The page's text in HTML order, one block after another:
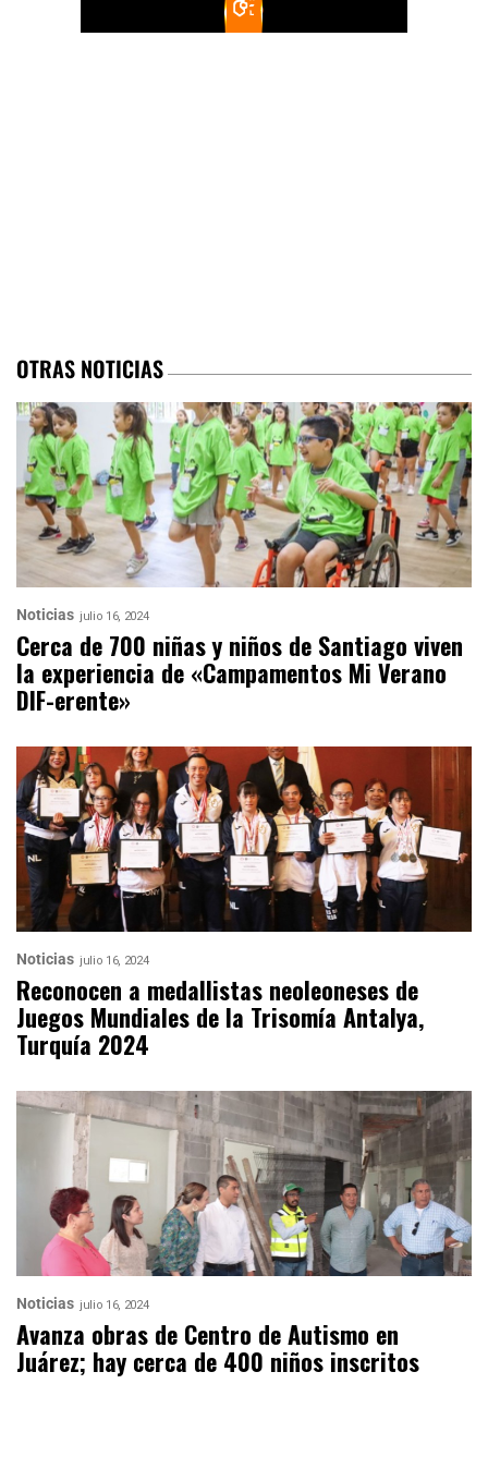
OTRAS NOTICIAS
Noticias julio 16, 2024
Cerca de 700 niñas y niños de Santiago viven
la experiencia de «Campamentos Mi Verano
DIF-erente»
Noticias julio 16, 2024
Reconocen a medallistas neoleoneses de
Juegos Mundiales de la Trisomía Antalya,
Turquía 2024
Noticias julio 16, 2024
Avanza obras de Centro de Autismo en
Juárez; hay cerca de 400 niños inscritos